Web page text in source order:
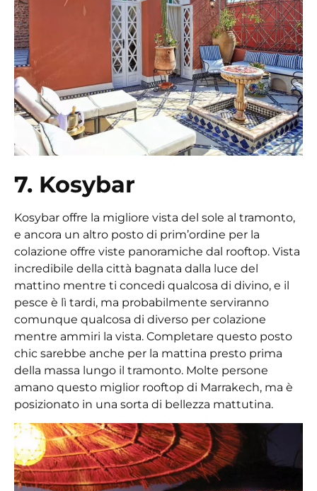
7. Kosybar
Kosybar offre la migliore vista del sole al tramonto,
e ancora un altro posto di prim’ordine per la
colazione offre viste panoramiche dal rooftop. Vista
incredibile della città bagnata dalla luce del
mattino mentre ti concedi qualcosa di divino, e il
pesce è lì tardi, ma probabilmente serviranno
comunque qualcosa di diverso per colazione
mentre ammiri la vista. Completare questo posto
chic sarebbe anche per la mattina presto prima
della massa lungo il tramonto. Molte persone
amano questo miglior rooftop di Marrakech, ma è
posizionato in una sorta di bellezza mattutina.